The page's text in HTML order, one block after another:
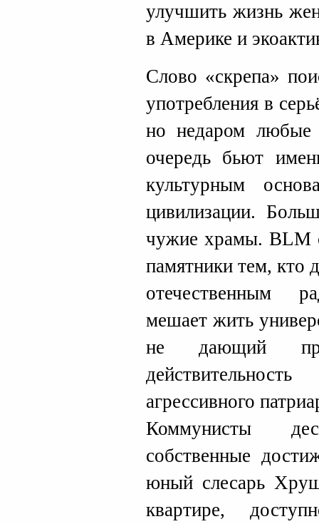
улучшить жизнь
в Америке и
Слово «скрепа»
употребления в
но недаром любые
очередь бьют
культурным
цивилизации.
чужие храмы. BLM
памятники тем, кто
отечественным
мешает жить
не дающий
агрессивного
Коммунисты
собственные
юный слесарь
квартире,